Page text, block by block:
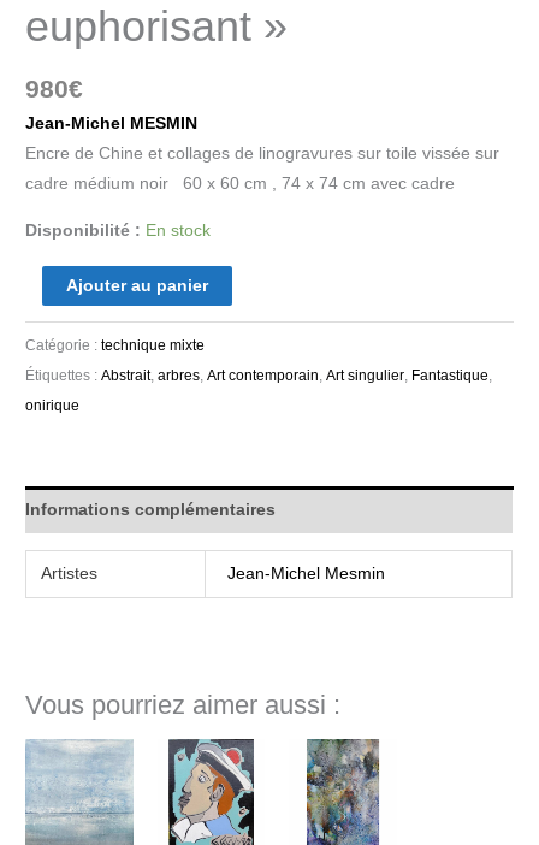
euphorisant »
980€
Jean-Michel MESMIN
Encre de Chine et collages de linogravures sur toile vissée sur
cadre médium noir 60 x 60 cm , 74 x 74 cm avec cadre
Disponibilité : En stock
Ajouter au panier
Catégorie :technique mixte
Étiquettes :Abstrait,arbres ,Art contemporain ,Art singulier Fantastique
onirique
Informations complémentaires
Artistes Jean-Michel Mesmin
Vous pourriez aimer aussi :